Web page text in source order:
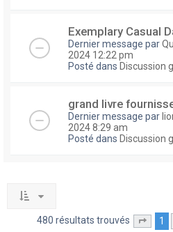
Exemplary Сasual
Dernier message par
2024 12:22 pm
Posté dans Discussion
grand livre
Dernier message par
2024 8:29 am
Posté dans Discussion
480 résultats trouvés Page
1